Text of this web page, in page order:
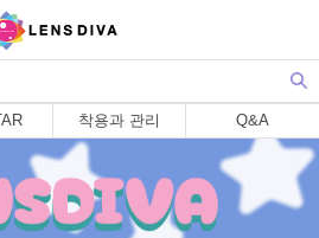
착용과 관리 Q&A